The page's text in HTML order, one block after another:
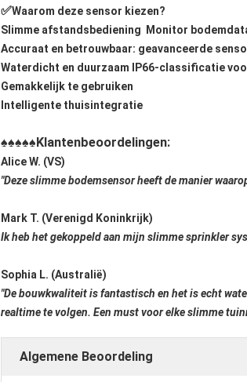
✅Waarom deze sensor kiezen?
Slimme afstandsbediening ️ Monitor
Accuraat en betrouwbaar: geavanceerde
Waterdicht en duurzaam IP66-classificatie
Gemakkelijk te gebruiken
Intelligente thuisintegratie
♠♠♠♠♠ Klantenbeoordelingen:
Alice W. (VS)
"Deze slimme bodemsensor heeft de manier
Mark T. (Verenigd Koninkrijk)
Ik heb het gekoppeld aan mijn slimme sprinkler
Sophia L. (Australië)
"De bouwkwaliteit is fantastisch en het is echt
realtime te volgen. Een must voor elke slimme
Algemene Beoordeling